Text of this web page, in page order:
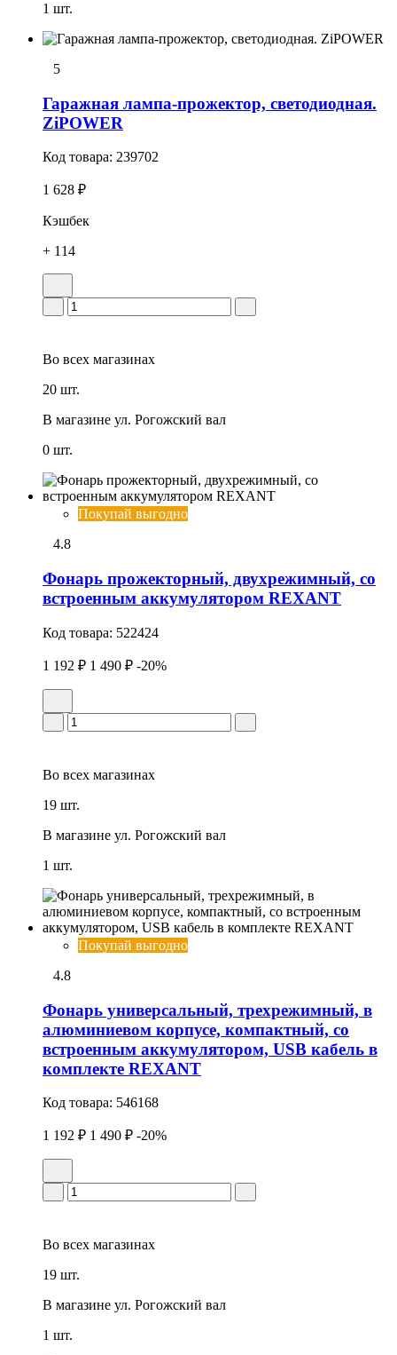
1 шт.
5
Гаражная лампа-прожектор, светодиодная.
ZiPOWER
Код товара: 239702
1 628 ₽
Кэшбек
+ 114
Во всех магазинах
20 шт.
В магазине ул. Рогожский вал
0 шт.
Покупай выгодно
4.8
Фонарь прожекторный, двухрежимный, со
встроенным аккумулятором REXANT
Код товара: 522424
1 192 ₽ 1 490 ₽ -20%
Во всех магазинах
19 шт.
В магазине ул. Рогожский вал
1 шт.
Покупай выгодно
4.8
Фонарь универсальный, трехрежимный, в
алюминиевом корпусе, компактный, со
встроенным аккумулятором, USB кабель в
комплекте REXANT
Код товара: 546168
1 192 ₽ 1 490 ₽ -20%
Во всех магазинах
19 шт.
В магазине ул. Рогожский вал
1 шт.